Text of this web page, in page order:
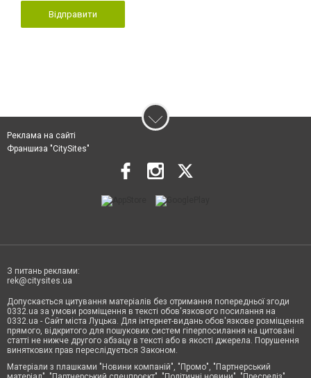
Відправити
Реклама на сайті
Франшиза "CitySites"
З питань реклами:
rek@citysites.ua
Допускається цитування матеріалів без отримання попередньої згоди
0332.ua за умови розміщення в тексті обов'язкового посилання на
0332.ua - Сайт міста Луцька. Для інтернет-видань обов'язкове розміщення
прямого, відкритого для пошукових систем гіперпосилання на цитовані
статті не нижче другого абзацу в тексті або в якості джерела. Порушення
виняткових прав переслідується Законом.
Матеріали з плашками "Новини компаній", "Промо", "Партнерський